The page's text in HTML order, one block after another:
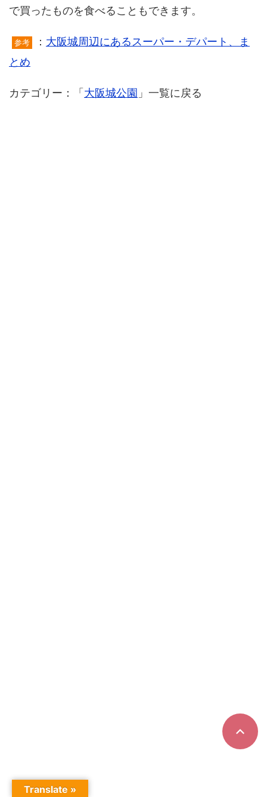
で買ったものを食べることもできます。
参考 ： 大阪城周辺にあるスーパー・デパート、ま
とめ
カテゴリー：「 大阪城公園 」一覧に戻る
Translate »